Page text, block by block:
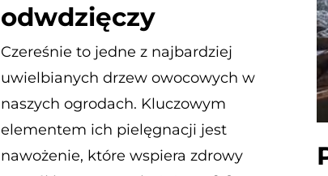
odwdzięczy
Czereśnie to jedne z najbardziej
uwielbianych drzew owocowych w
naszych ogrodach. Kluczowym
elementem ich pielęgnacji jest
nawożenie, które wspiera zdrowy